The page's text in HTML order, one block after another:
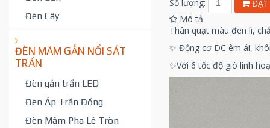
Đèn Cây
ĐÈN MÂM GẮN NỔI SÁT
TRẦN
Đèn gắn trần LED
Đèn Áp Trần Đồng
Đèn Mâm Pha Lê Tròn
Số lượng:
ĐẶT
Mô tả
Thân quạt màu đen lì,
✨ Động cơ DC êm ái,
✨Với 6 tốc độ gió linh